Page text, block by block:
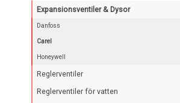
Expansionsventiler & Dysor
Danfoss
Carel
Honeywell
Reglerventiler
Reglerventiler för vatten